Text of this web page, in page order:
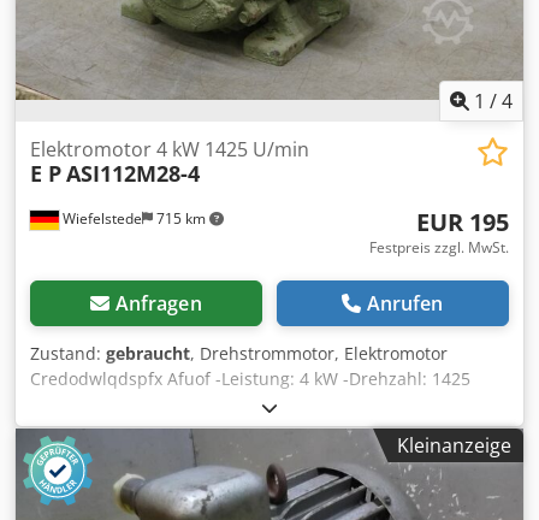
1 /4
Wiefelstede 715 km
Elektromotor 4 kW 1425 U/min
E PASI112M28-4
EUR 195
Festpreis zzgl. MwSt.
Anfragen Anrufen
Zustand: gebraucht, Drehstrommotor, Elektromotor
Credodwlqdspfx Afuof -Leistung: 4 kW -Drehzahl: 1425
U/min -Welle: Ø 28 x 60 mm -Bauform: B3 -Abmessungen:
395/300/H225 mm -Gewicht: 41 kg
Kleinanzeige